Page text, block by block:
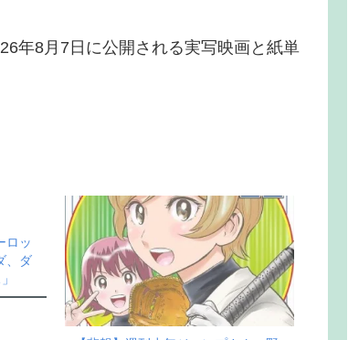
年8月7日に公開される実写映画と紙単
ロッ
、ダ